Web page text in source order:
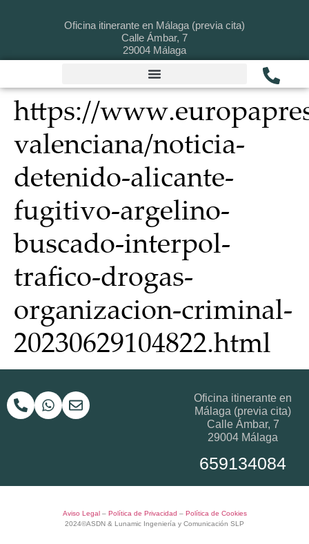
Oficina itinerante en Málaga (previa cita)
Calle Ámbar, 7
29004 Málaga
https://
valenciana/noticia-
detenido-alicante-
fugitivo-argelino-
buscado-interpol-
trafico-drogas-
organizacion-criminal-
20230629104822.html
Oficina itinerante en
Málaga (previa cita)
Calle Ámbar, 7
29004 Málaga
659134084
2024©ASDN & Lunamic Ingeniería y Comunicación SLP
Aviso Legal– Política de Privacidad – Política de Cookies